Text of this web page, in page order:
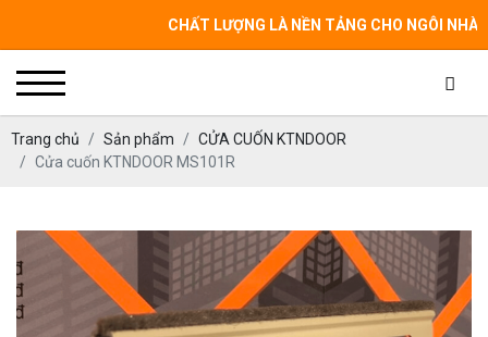
CHẤT LƯỢNG LÀ NỀN TẢNG CHO NGÔI NHÀ CỦA
Trang chủ Sản phẩm
CỬA CUỐN KTNDOOR
Cửa cuốn KTNDOOR MS101R